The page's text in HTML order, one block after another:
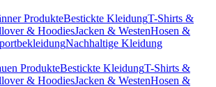
ProdukteBestickte KleidungT-Shirts &
& HoodiesJacken & WestenHosen &
Nachhaltige Kleidung
ProdukteBestickte KleidungT-Shirts &
& HoodiesJacken & WestenHosen &